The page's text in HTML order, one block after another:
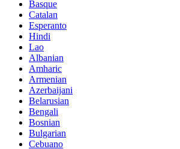
Basque
Catalan
Esperanto
Hindi
Lao
Albanian
Amharic
Armenian
Azerbaijani
Belarusian
Bengali
Bosnian
Bulgarian
Cebuano